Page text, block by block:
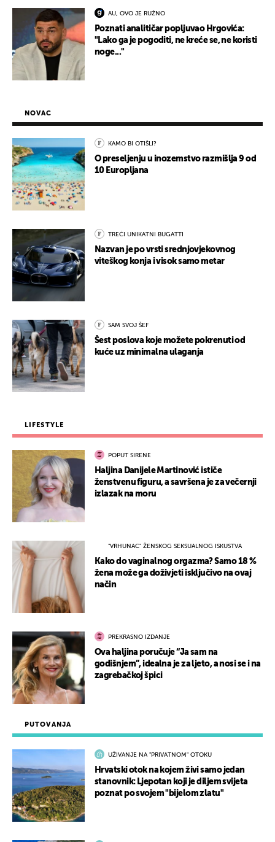
AU, OVO JE RUŽNO
Poznati analitičar popljuvao Hrgovića:
"Lako ga je pogoditi, ne kreće se, ne koristi
noge..."
PUTOVANJA
UŽIVANJE NA "PRIVATNOM" OTOKU
Hrvatski otok na kojem živi samo jedan
stanovnik: Ljepotan koji je diljem svijeta
poznat po svojem "bijelom zlatu"
NOVAC
KAMO BI OTIŠLI?
O preseljenju u inozemstvo razmišlja 9 od
10 Europljana
TREĆI UNIKATNI BUGATTI
Nazvan je po vrsti srednjovjekovnog
viteškog konja i visok samo metar
SAM SVOJ ŠEF
Šest poslova koje možete pokrenuti od
kuće uz minimalna ulaganja
LIFESTYLE
POPUT SIRENE
Haljina Danijele Martinović ističe
ženstvenu figuru, a savršena je za večernji
izlazak na moru
"VRHUNAC" ŽENSKOG SEKSUALNOG ISKUSTVA
Kako do vaginalnog orgazma? Samo 18 %
žena može ga doživjeti isključivo na ovaj
način
PREKRASNO IZDANJE
Ova haljina poručuje “Ja sam na
godišnjem”, idealna je za ljeto, a nosi se i na
zagrebačkoj špici